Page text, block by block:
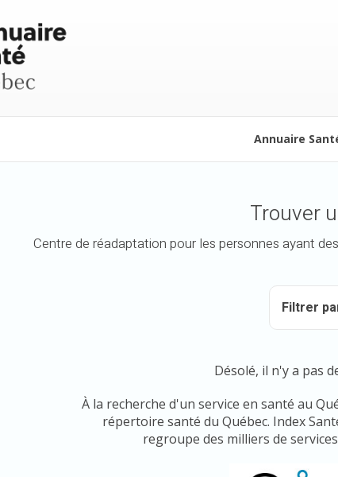
Annuaire
Trouver
Centre de réadaptation pour les personnes ayant
Désolé, il n'y a pas
À la recherche d'un service en santé au
répertoire santé du Québec. Index
regroupe des milliers de